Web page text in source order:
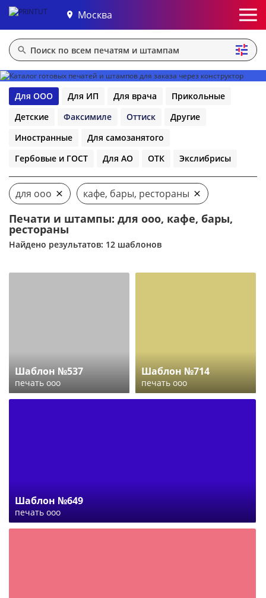
Москва
Для ООО Для ИП Для врача
Прикольные
Детские
Факсимиле Оттиск
Другие
Иностранные
Для самозанятого
Гербовые и ГОСТ
Для АО ОТК Экслибрисы
для ооо кафе, бары, рестораны
Печати и штампы: для ооо, кафе, бары,
рестораны
Найдено результатов: 12 шаблонов
Шаблон №537
печать ооо
Шаблон №714
печать ооо
Шаблон №649
печать ооо